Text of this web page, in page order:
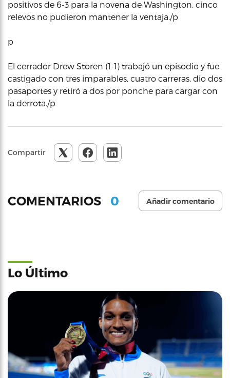
positivos de 6-3 para la novena de Washington, cinco
relevos no pudieron mantener la ventaja./p
p
El cerrador Drew Storen (1-1) trabajó un episodio y fue
castigado con tres imparables, cuatro carreras, dio dos
pasaportes y retiró a dos por ponche para cargar con
la derrota./p
Compartir
COMENTARIOS 0 Añadir comentario
Lo Último